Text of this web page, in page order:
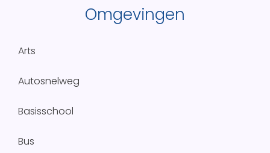
Omgevingen
Arts
Autosnelweg
Basisschool
Bus